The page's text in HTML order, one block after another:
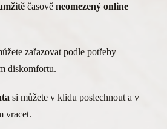
časověneomezený online
zařazovat podle potřeby –
diskomfortu.
si můžete v klidu poslechnout a v
vracet.